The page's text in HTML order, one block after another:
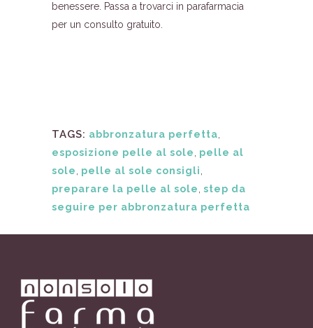
benessere. Passa a trovarci in parafarmacia
per un consulto gratuito.
TAGS: abbronzatura perfetta
esposizione pelle al sole
pelle al
sole
pelle al sole consigli
preparare la pelle al sole step da
seguire per abbronzatura perfetta